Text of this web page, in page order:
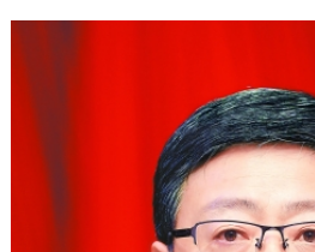
專題公開
法人服務